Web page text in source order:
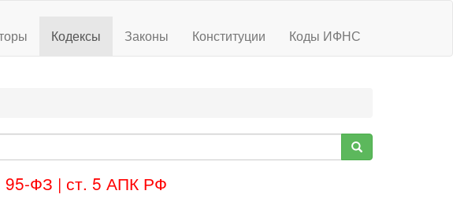
Кодексы Законы Конституции Коды ИФНС
95-ФЗ | ст. 5 АПК РФ